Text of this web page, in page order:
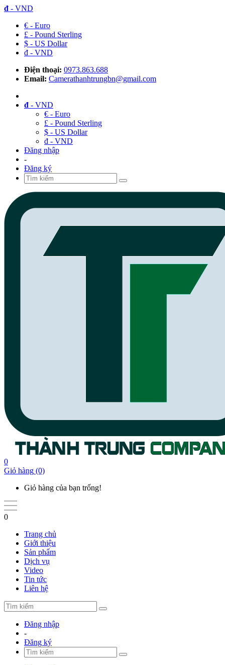
đ - VND
€ - Euro
£ - Pound Sterling
$ - US Dollar
đ - VND
Điện thoại: 0973.863.688
Email: Camerathanhtrungbn@gmail.com
đ - VND
€ - Euro
£ - Pound Sterling
$ - US Dollar
đ - VND
Đăng nhập
-
Đăng ký
0
Giỏ hàng (0)
Giỏ hàng của bạn trống!
0
Trang chủ
Giới thiệu
Sản phẩm
Dịch vụ
Video
Tin tức
Liên hệ
Đăng nhập
-
Đăng ký